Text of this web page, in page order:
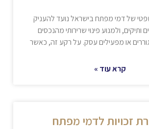
של דמי מפתח בישראל נועד להעניק
ותיקים, ולמנוע פינוי שרירותי מהנכסים
או מפעילים עסק. על רקע זה, כאשר
קרא עוד »
זכויות לדמי מפתח